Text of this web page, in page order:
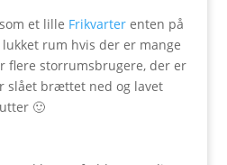
et lille Frikvarterenten på
rum hvis der er mange
flere storrumsbrugere, der er
slået brættet ned og lavet
🙂